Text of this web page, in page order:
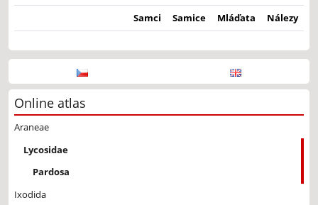
Samci Samice Mláďata Nálezy
Online atlas
Araneae
Lycosidae
Pardosa
Ixodida